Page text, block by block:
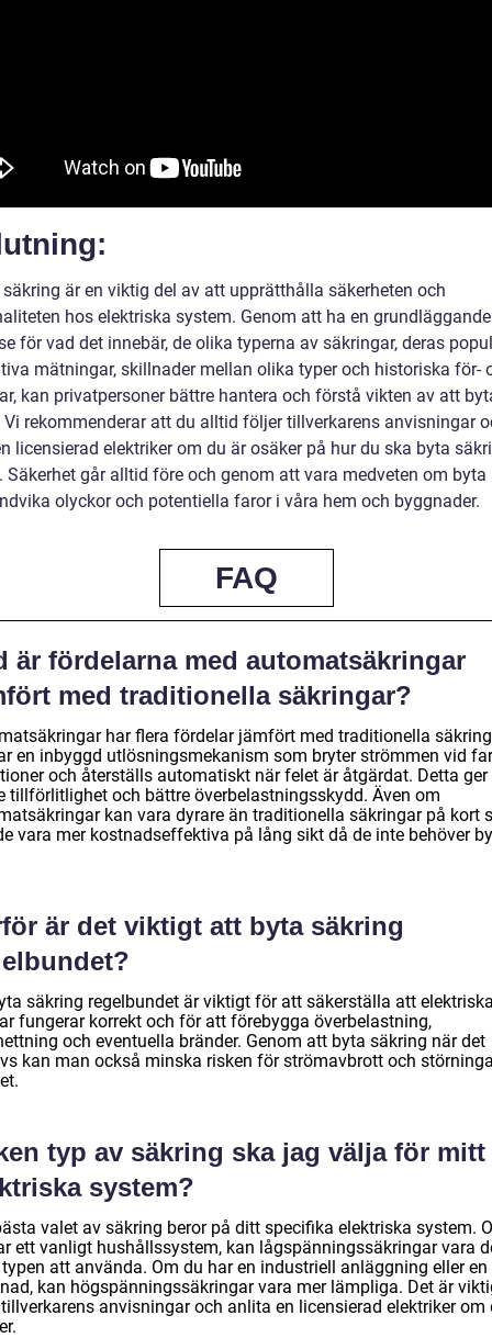
är en viktig del av att upprätthålla säkerheten och
hos elektriska system. Genom att ha en grundläggande
för vad det innebär, de olika typerna av säkringar, deras
mätningar, skillnader mellan olika typer och historiska för-
kan privatpersoner bättre hantera och förstå vikten av att
Vi rekommenderar att du alltid följer tillverkarens anvisningar
licensierad elektriker om du är osäker på hur du ska byta
Säkerhet går alltid före och genom att vara medveten om byta
olyckor och potentiella faror i våra hem och byggnader.
FAQ
är fördelarna med automatsäkringar
med traditionella säkringar?
har flera fördelar jämfört med traditionella
en inbyggd utlösningsmekanism som bryter strömmen vid
och återställs automatiskt när felet är åtgärdat. Detta ger
tillförlitlighet och bättre överbelastningsskydd. Även om
kan vara dyrare än traditionella säkringar på kort
vara mer kostnadseffektiva på lång sikt då de inte behöver
är det viktigt att byta säkring
säkring regelbundet är viktigt för att säkerställa att
fungerar korrekt och för att förebygga överbelastning,
och eventuella bränder. Genom att byta säkring när det
kan man också minska risken för strömavbrott och
typ av säkring ska jag välja för mitt
system?
valet av säkring beror på ditt specifika elektriska system.
ett vanligt hushållssystem, kan lågspänningssäkringar vara
att använda. Om du har en industriell anläggning eller en
kan högspänningssäkringar vara mer lämpliga. Det är
anvisningar och anlita en licensierad elektriker om